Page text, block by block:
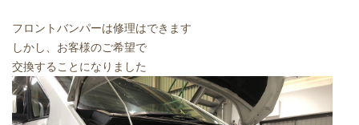
フロントバンパーは修理はできます
しかし、お客様のご希望で
交換することになりました